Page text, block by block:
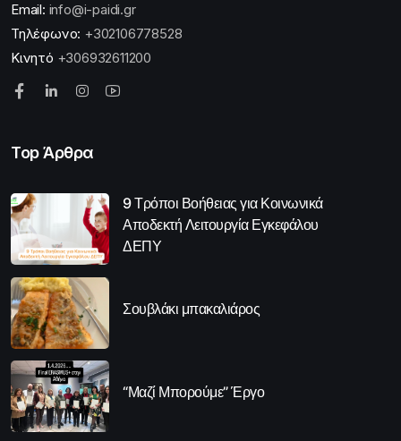
Email: info@i-paidi.gr
Τηλέφωνο: +302106778528
Κινητό +306932611200
Top Άρθρα
9 Τρόποι Βοήθειας για Κοινωνικά
Αποδεκτή Λειτουργία Εγκεφάλου
ΔΕΠΥ
Σουβλάκι μπακαλιάρος
“Μαζί Μπορούμε” Έργο